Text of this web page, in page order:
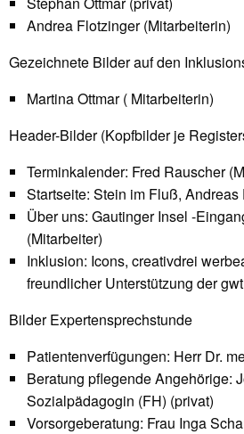
Andrea Flotzinger (Mitarbeiterin)
Gezeichnete Bilder auf den
Martina Ottmar ( Mitarbeiterin)
Header-Bilder (Kopfbilder je
Terminkalender: Fred Rauscher
Startseite: Stein im Fluß, Andreas
Über uns: Gautinger Insel -
(Mitarbeiter)
Inklusion: Icons, creativdrei
freundlicher Unterstützung der
Bilder Expertensprechstunde
Patientenverfügungen: Herr Dr.
Beratung pflegende Angehörige:
Sozialpädagogin (FH) (privat)
Vorsorgeberatung: Frau Inga